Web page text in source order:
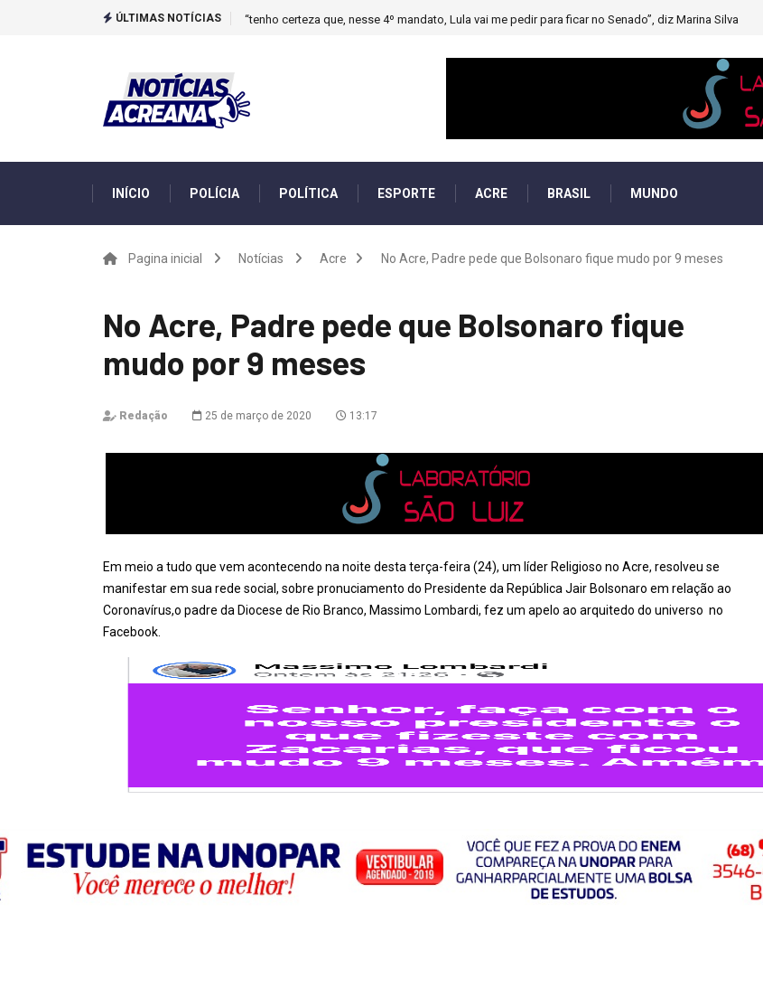
ÚLTIMAS NOTÍCIAS “tenho certeza que, nesse 4º mandato, Lula vai me pedir para ficar no Senado”, diz Marina Silva
INÍCIO POLÍCIA POLÍTICA ESPORTE ACRE BRASIL MUNDO
Pagina inicial Notícias Acre No Acre, Padre pede que Bolsonaro fique mudo por 9 meses
No Acre, Padre pede que Bolsonaro fique
mudo por 9 meses
Redação 25 de março de 2020 13:17
Em meio a tudo que vem acontecendo na noite desta terça-feira (24), um líder Religioso no Acre, resolveu se
manifestar em sua rede social, sobre pronuciamento do Presidente da República Jair Bolsonaro em relação ao
Coronavírus,o padre da Diocese de Rio Branco, Massimo Lombardi, fez um apelo ao arquitedo do universo no
Facebook.